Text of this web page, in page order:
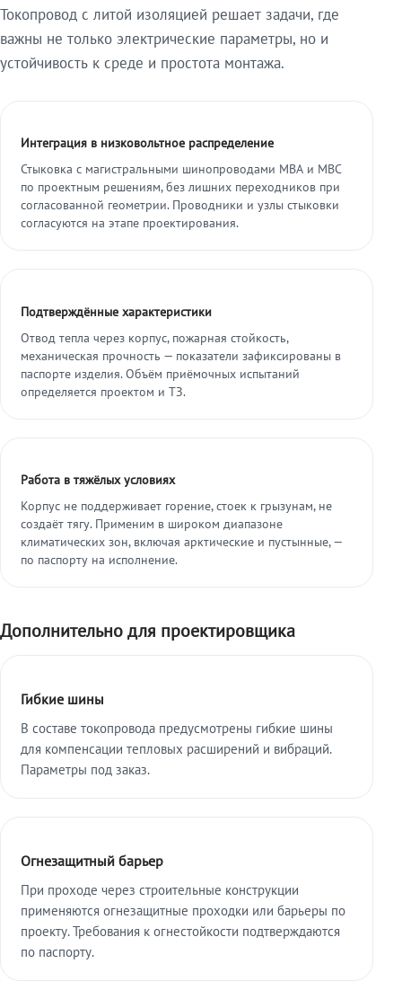
Токопровод с литой изоляцией решает задачи, где
важны не только электрические параметры, но и
устойчивость к среде и простота монтажа.
Интеграция в низковольтное распределение
Стыковка с магистральными шинопроводами МВА и МВС
по проектным решениям, без лишних переходников при
согласованной геометрии. Проводники и узлы стыковки
согласуются на этапе проектирования.
Подтверждённые характеристики
Отвод тепла через корпус, пожарная стойкость,
механическая прочность — показатели зафиксированы в
паспорте изделия. Объём приёмочных испытаний
определяется проектом и ТЗ.
Работа в тяжёлых условиях
Корпус не поддерживает горение, стоек к грызунам, не
создаёт тягу. Применим в широком диапазоне
климатических зон, включая арктические и пустынные, —
по паспорту на исполнение.
Дополнительно для проектировщика
Гибкие шины
В составе токопровода предусмотрены гибкие шины
для компенсации тепловых расширений и вибраций.
Параметры под заказ.
Огнезащитный барьер
При проходе через строительные конструкции
применяются огнезащитные проходки или барьеры по
проекту. Требования к огнестойкости подтверждаются
по паспорту.